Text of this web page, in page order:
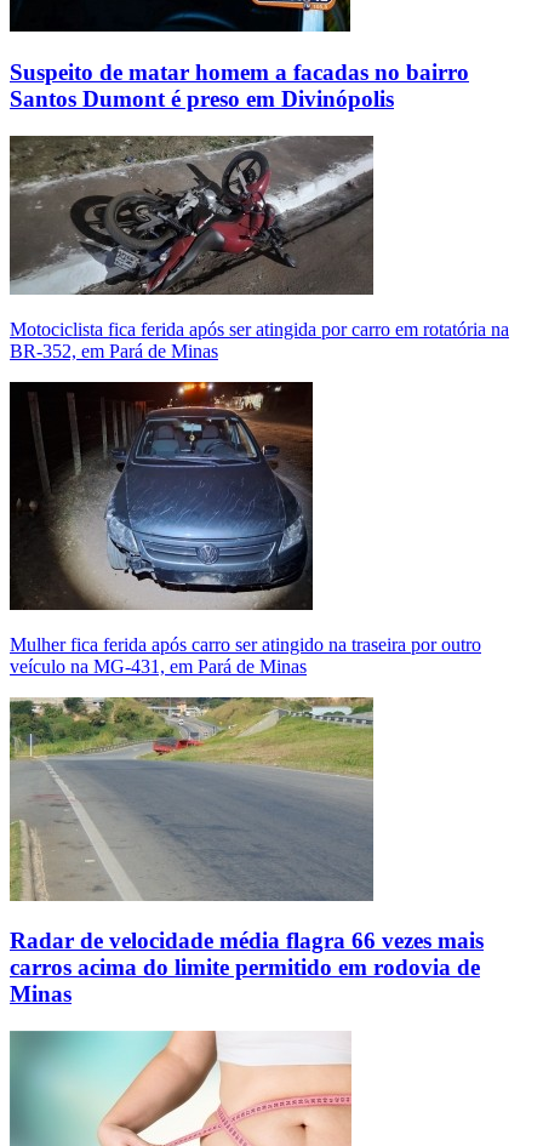
Suspeito de matar homem a facadas no bairro
Santos Dumont é preso em Divinópolis
Motociclista fica ferida após ser atingida por carro em rotatória na
BR-352, em Pará de Minas
Mulher fica ferida após carro ser atingido na traseira por outro
veículo na MG-431, em Pará de Minas
Radar de velocidade média flagra 66 vezes mais
carros acima do limite permitido em rodovia de
Minas